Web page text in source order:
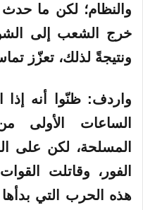
والنظام؛ لكن ما
خرج الشعب إلى
ونتيجةً لذلك، تعزّز
واردف: ظنّوا أنه إذا
الساعات الأولى
المسلحة، لكن على
الفور، وقاتلت
هذه الحرب التي